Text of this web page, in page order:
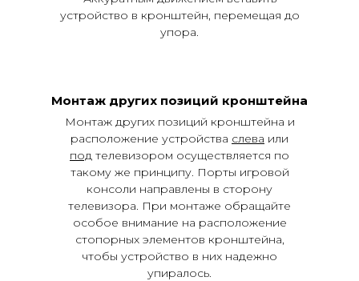
устройство в кронштейн, перемещая до
упора.
Монтаж других позиций кронштейна и
расположение устройства слева или
под телевизором осуществляется по
такому же принципу. Порты игровой
консоли направлены в сторону
телевизора. При монтаже обращайте
особое внимание на расположение
стопорных элементов кронштейна,
чтобы устройство в них надежно
упиралось.
Монтаж других позиций кронштейна